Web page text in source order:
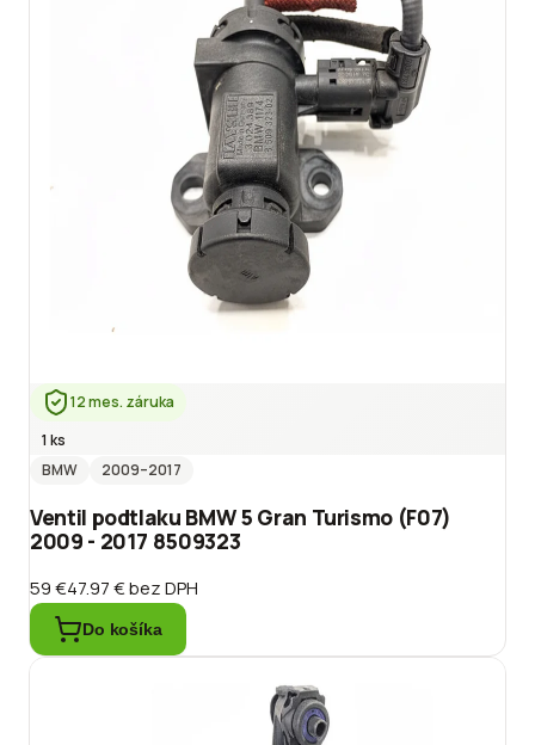
12 mes. záruka
1 ks
BMW
2009–2017
Ventil podtlaku BMW 5 Gran Turismo (F07)
2009 - 2017 8509323
59 €47.97 €bez DPH
Do košíka